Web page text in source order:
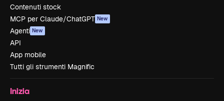
Contenuti stock
MCP per Claude/ChatGPT New
Agenti New
API
App mobile
Tutti gli strumenti Magnific
Inizia